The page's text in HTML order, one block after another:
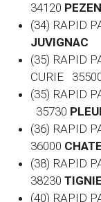
34120
(34) RAPID
JUVIGNAC
(35) RAPID
CURIE
(35) RAPID
35730
(36) RAPID
36000
(38) RAPID
38230
(40) RAPID